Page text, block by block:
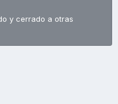
y cerrado a otras